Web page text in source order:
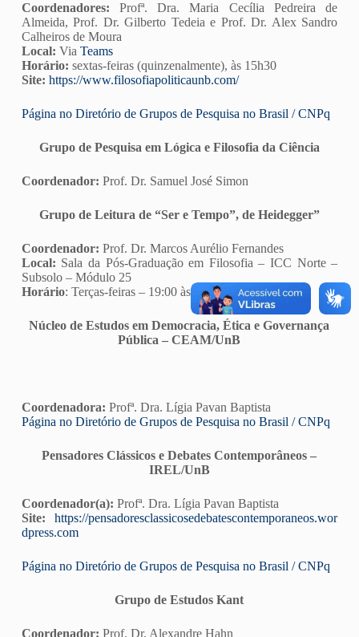
Coordenadores: Profª. Dra. Maria Cecília Pedreira de
Almeida, Prof. Dr. Gilberto Tedeia e Prof. Dr. Alex Sandro
Calheiros de Moura
Local: Via Teams
Horário: sextas-feiras (quinzenalmente), às 15h30
Site: https://www.filosofiapoliticaunb.com/
Página no Diretório de Grupos de Pesquisa no Brasil / CNPq
Grupo de Pesquisa em Lógica e Filosofia da Ciência
Coordenador: Prof. Dr. Samuel José Simon
Grupo de Leitura de “Ser e Tempo”, de Heidegger”
Coordenador: Prof. Dr. Marcos Aurélio Fernandes
Local: Sala da Pós-Graduação em Filosofia – ICC Norte –
Subsolo – Módulo 25
Horário: Terças-feiras – 19:00 às 20:45
Núcleo de Estudos em Democracia, Ética e Governança
Pública – CEAM/UnB
Coordenadora: Profª. Dra. Lígia Pavan Baptista
Página no Diretório de Grupos de Pesquisa no Brasil / CNPq
Pensadores Clássicos e Debates Contemporâneos –
IREL/UnB
Coordenador(a): Profª. Dra. Lígia Pavan Baptista
Site:
https://pensadoresclassicosedebatescontemporaneos.wor
dpress.com
Página no Diretório de Grupos de Pesquisa no Brasil / CNPq
Grupo de Estudos Kant
Coordenador: Prof. Dr. Alexandre Hahn